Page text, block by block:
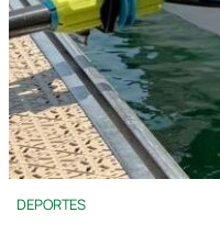
DEPORTES